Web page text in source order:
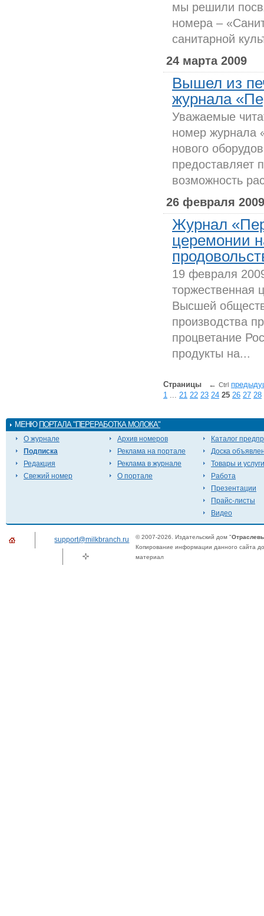
мы решили
номера –
санитарной
24 марта 2009
Вышел из
журнала
Уважаемые
номер журнала
нового
предоставляет
возможность
26 февраля 2009
Журнал
церемонии
19 февраля
торжественная
Высшей
производства
процветание
продукты на...
Страницы ← Ctrl
1 ... 21 22 23 24 25 26 27 28
МЕНЮ ПОРТАЛА "ПЕРЕРАБОТКА МОЛОКА"
О журнале
Подписка
Редакция
Свежий номер
Архив номеров
Реклама на портале
Реклама в журнале
О портале
Каталог
Доска
Товары и услуги
Работа
Презентации
Прайс-листы
Видео
support@milkbranch.ru © 2007-2026. Издательский дом "
Копирование информации данного сайта
материал